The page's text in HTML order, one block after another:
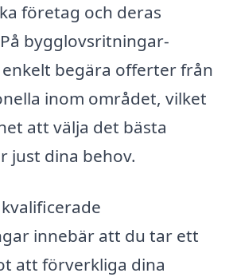
företag och deras
bygglovsritningar-
begära offerter från
inom området, vilket
att välja det bästa
just dina behov.
innebär att du tar ett
att förverkliga dina